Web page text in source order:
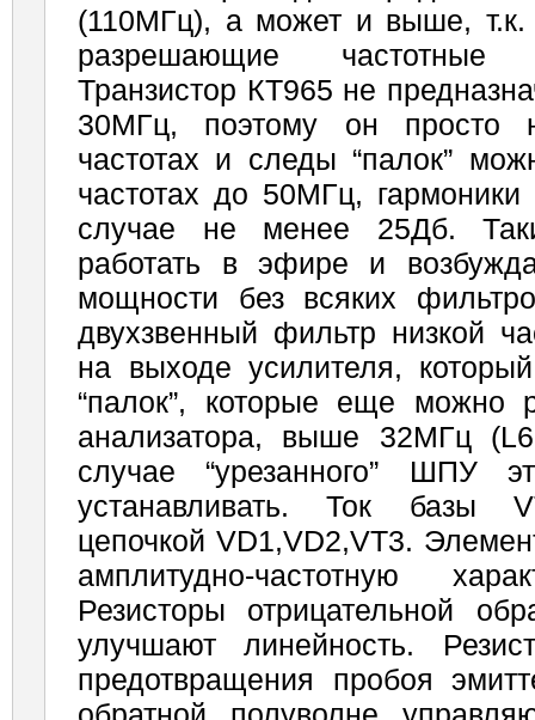
(110МГц), а может и выше, т.к.
разрешающие частотные
Транзистор КТ965 не
30МГц, поэтому он просто
частотах и следы “палок”
частотах до 50МГц,
случае не менее 25Дб.
работать в эфире и
мощности без всяких
двухзвенный фильтр низкой
на выходе усилителя,
“палок”, которые еще можно
анализатора, выше 32МГц
случае “урезанного” ШПУ
устанавливать. Ток базы
цепочкой VD1,VD2,VT3.
амплитудно-частотную
Резисторы отрицательной
улучшают линейность.
предотвращения пробоя